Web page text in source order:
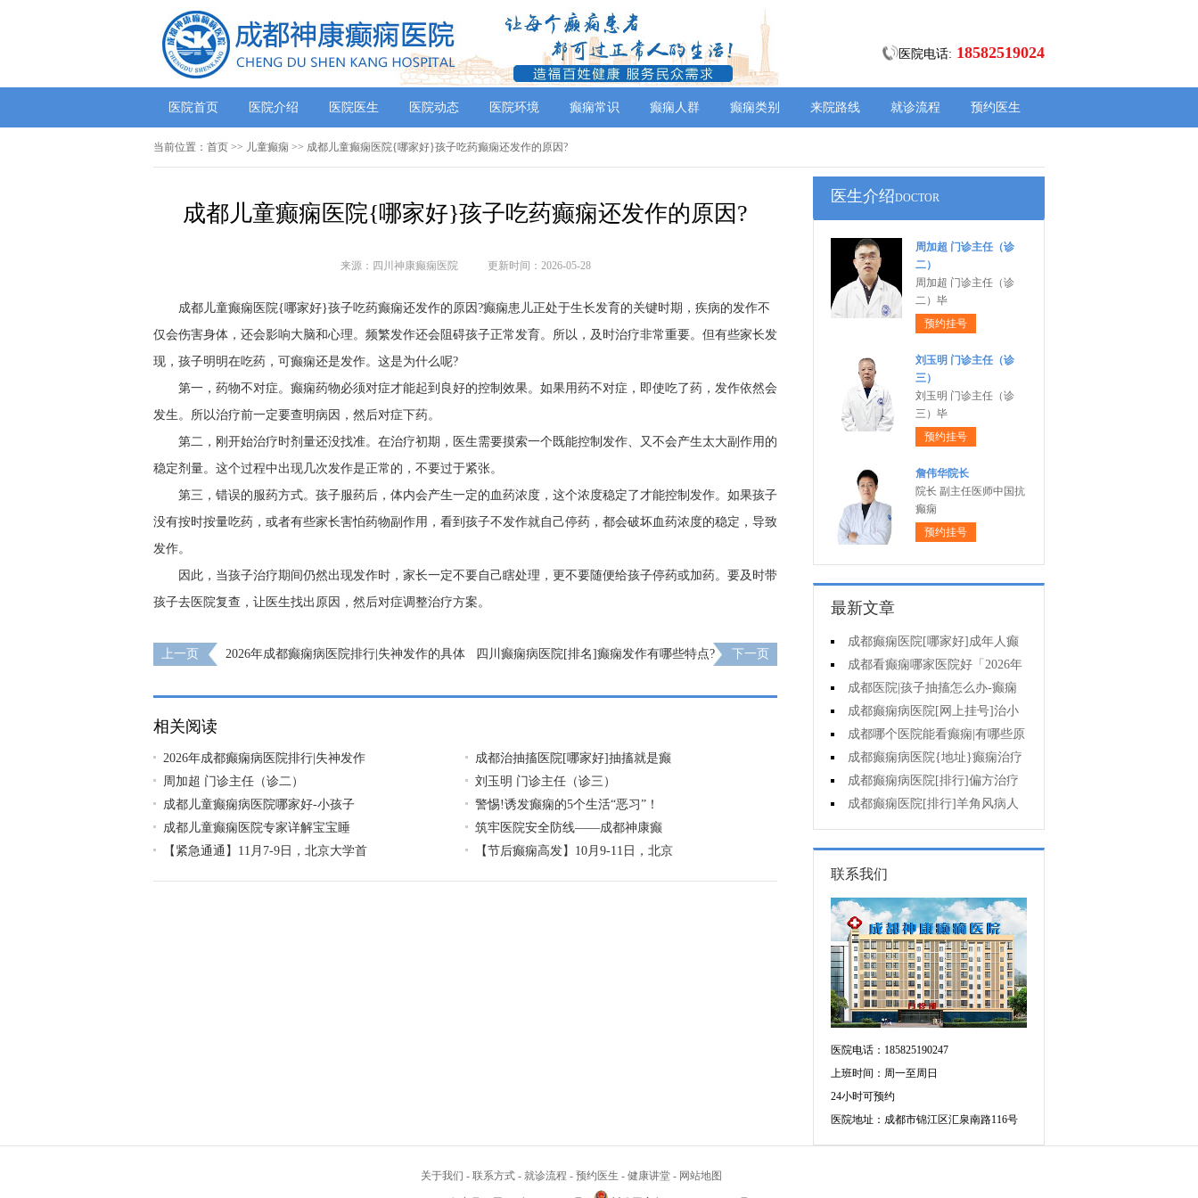
医院电话: 18582519024
医院首页 医院介绍 医院医生 医院动态 医院环境 癫痫常识 癫痫人群 癫痫类别 来院路线 就诊流程 预约医生
当前位置： 首页 >> 儿童癫痫 >> 成都儿童癫痫医院{哪家好}孩子吃药癫痫还发作的原因?
成都儿童癫痫医院{哪家好}孩子吃药癫痫还发作的原因?
来源：四川神康癫痫医院 更新时间：2026-05-28
成都儿童癫痫医院{哪家好}孩子吃药癫痫还发作的原因?癫痫患儿正处于生长发育的关键时期，疾病的发作不
仅会伤害身体，还会影响大脑和心理。频繁发作还会阻碍孩子正常发育。所以，及时治疗非常重要。但有些家长发
现，孩子明明在吃药，可癫痫还是发作。这是为什么呢?
第一，药物不对症。癫痫药物必须对症才能起到良好的控制效果。如果用药不对症，即使吃了药，发作依然会
发生。所以治疗前一定要查明病因，然后对症下药。
第二，刚开始治疗时剂量还没找准。在治疗初期，医生需要摸索一个既能控制发作、又不会产生太大副作用的
稳定剂量。这个过程中出现几次发作是正常的，不要过于紧张。
第三，错误的服药方式。孩子服药后，体内会产生一定的血药浓度，这个浓度稳定了才能控制发作。如果孩子
没有按时按量吃药，或者有些家长害怕药物副作用，看到孩子不发作就自己停药，都会破坏血药浓度的稳定，导致
发作。
因此，当孩子治疗期间仍然出现发作时，家长一定不要自己瞎处理，更不要随便给孩子停药或加药。要及时带
孩子去医院复查，让医生找出原因，然后对症调整治疗方案。
上一页
2026年成都癫痫病医院排行|失神发作的具体
四川癫痫病医院[排名]癫痫发作有哪些特点? 下一页
相关阅读
2026年成都癫痫病医院排行|失神发作
成都治抽搐医院[哪家好]抽搐就是癫
周加超 门诊主任（诊二）
刘玉明 门诊主任（诊三）
成都儿童癫痫病医院哪家好-小孩子
警惕!诱发癫痫的5个生活“恶习”！
成都儿童癫痫医院专家详解宝宝睡
筑牢医院安全防线——成都神康癫
【紧急通通】11月7-9日，北京大学首
【节后癫痫高发】10月9-11日，北京
医生介绍DOCTOR
周加超 门诊主任（诊
二）
周加超 门诊主任（诊
二）毕
预约挂号
刘玉明 门诊主任（诊
三）
刘玉明 门诊主任（诊
三）毕
预约挂号
詹伟华院长
院长 副主任医师中国抗
癫痫
预约挂号
最新文章
成都癫痫医院[哪家好]成年人癫
痫的护理要做到哪些?
成都看癫痫哪家医院好「2026年
度公布」癫痫是遗传的吗?
成都医院|孩子抽搐怎么办-癫痫
病吃什么中药?
成都癫痫病医院[网上挂号]治小
儿癫痫病药哪个好?
成都哪个医院能看癫痫|有哪些原
因会造成癫痫?
成都癫痫病医院{地址}癫痫治疗
要坚持哪些原则?
成都癫痫病医院[排行]偏方治疗
可信吗?
成都癫痫医院[排行]羊角风病人
睡眠困难怎么办?
联系我们
医院电话：185825190247
上班时间：周一至周日
24小时可预约
医院地址：成都市锦江区汇泉南路116号
关于我们 - 联系方式 - 就诊流程 - 预约医生 - 健康讲堂 - 网站地图